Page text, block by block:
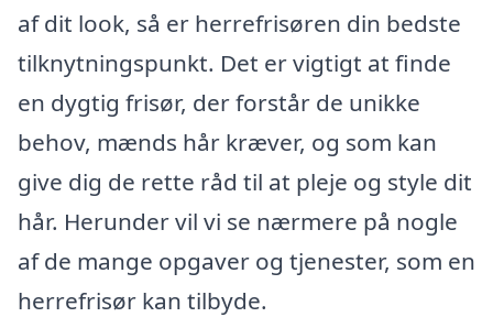
af dit look, så er herrefrisøren din bedste
tilknytningspunkt. Det er vigtigt at finde
en dygtig frisør, der forstår de unikke
behov, mænds hår kræver, og som kan
give dig de rette råd til at pleje og style dit
hår. Herunder vil vi se nærmere på nogle
af de mange opgaver og tjenester, som en
herrefrisør kan tilbyde.